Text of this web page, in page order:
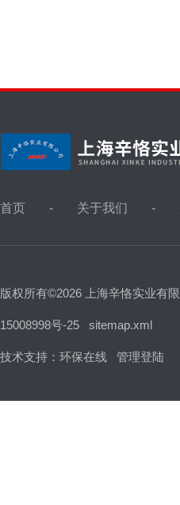
首页 关于我们
版权所有©2026 上海辛恪实业有
15008998号-25 sitemap.xml
技术支持： 环保在线 管理登陆